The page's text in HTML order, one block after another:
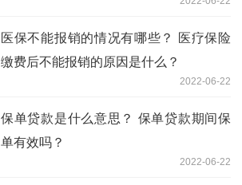
医保不能报销的情况有哪些？ 医疗保险
缴费后不能报销的原因是什么？
2022-06-22
保单贷款是什么意思？ 保单贷款期间保
单有效吗？
2022-06-22